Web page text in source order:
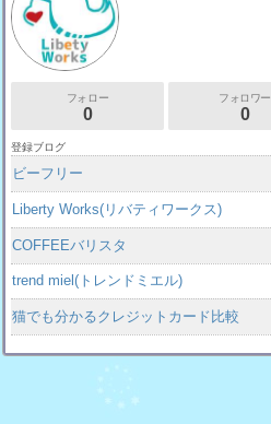
フォロー
0
フォロワー
0
登録ブログ
ビーフリー
Liberty Works(リバティワークス)
COFFEEバリスタ
trend miel(トレンドミエル)
猫でも分かるクレジットカード比較